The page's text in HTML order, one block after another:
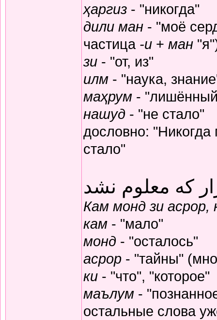
ҳаргиз - "никогда"
дили ман - "моё
частица -и + ман
зи - "от, из"
илм - "наука,
маҳрум -
нашуд - "не стало"
дословно:
стало"
که معلوم نشد
Кам монд зи
кам - "мало"
монд - "осталось"
асрор - "тайны"
ки - "что", "которое"
маълум -
остальные слова